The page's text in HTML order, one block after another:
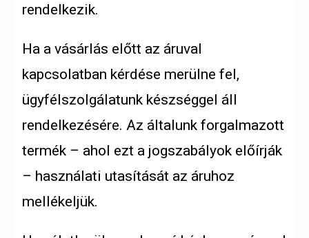
rendelkezik.
Ha a vásárlás előtt az áruval
kapcsolatban kérdése merülne fel,
ügyfélszolgálatunk készséggel áll
rendelkezésére. Az általunk forgalmazott
termék – ahol ezt a jogszabályok előírják
– használati utasítását az áruhoz
mellékeljük.